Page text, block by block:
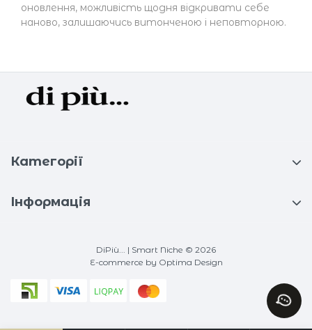
оновлення, можливість щодня відкривати себе
наново, залишаючись витонченою і неповторною.
Категорії
Інформація
DiPiù... | Smart Niche © 2026
E-commerce by Optima Design